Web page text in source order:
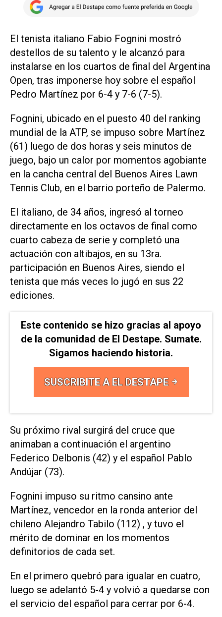
El tenista italiano Fabio Fognini mostró
destellos de su talento y le alcanzó para
instalarse en los cuartos de final del Argentina
Open, tras imponerse hoy sobre el español
Pedro Martínez por 6-4 y 7-6 (7-5).
Fognini, ubicado en el puesto 40 del ranking
mundial de la ATP, se impuso sobre Martínez
(61) luego de dos horas y seis minutos de
juego, bajo un calor por momentos agobiante
en la cancha central del Buenos Aires Lawn
Tennis Club, en el barrio porteño de Palermo.
El italiano, de 34 años, ingresó al torneo
directamente en los octavos de final como
cuarto cabeza de serie y completó una
actuación con altibajos, en su 13ra.
participación en Buenos Aires, siendo el
tenista que más veces lo jugó en sus 22
ediciones.
Este contenido se hizo gracias al apoyo
de la comunidad de El Destape. Sumate.
Sigamos haciendo historia.
SUSCRIBITE A EL DESTAPE
Su próximo rival surgirá del cruce que
animaban a continuación el argentino
Federico Delbonis (42) y el español Pablo
Andújar (73).
Fognini impuso su ritmo cansino ante
Martínez, vencedor en la ronda anterior del
chileno Alejandro Tabilo (112) , y tuvo el
mérito de dominar en los momentos
definitorios de cada set.
En el primero quebró para igualar en cuatro,
luego se adelantó 5-4 y volvió a quedarse con
el servicio del español para cerrar por 6-4.